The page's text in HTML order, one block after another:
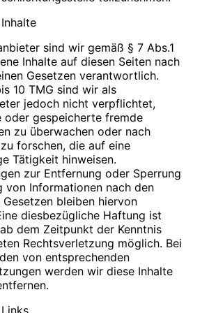
Internet-Solutions, Inhaber
Internet-Solutions
Hinzmann
5
Schönefeld
591001
591 002
50500
Identifikationsnummer gemäß §
Hinzmann
für den Inhalt nach § 55 Abs. 2
Hinzmann
5
Stelle
Hinzmann
5
Schönefeld
50500
Benutzerführung setzen wir Cookies
Verwendung von Cookies wird die
Webseiten für den Nutzer vereinfacht.
sind ohne deren Einsatz nicht oder
aufrufbar. Diese Gründe stellen auch
Interesse für diese
nach Art. 6 Abs. 1 lit. f DSGVO
von Cookies zu Analysezwecken
anderen Punkt behandelt). Gängige
die Einstellungsmöglichkeit, Cookies
sind wir gemäß § 7 Abs.1
Inhalte auf diesen Seiten nach
Gesetzen verantwortlich.
10 TMG sind wir als
jedoch nicht verpflichtet,
oder gespeicherte fremde
zu überwachen oder nach
forschen, die auf eine
Tätigkeit hinweisen.
zur Entfernung oder Sperrung
von Informationen nach den
Gesetzen bleiben hiervon
diesbezügliche Haftung ist
dem Zeitpunkt der Kenntnis
Rechtsverletzung möglich. Bei
von entsprechenden
werden wir diese Inhalte